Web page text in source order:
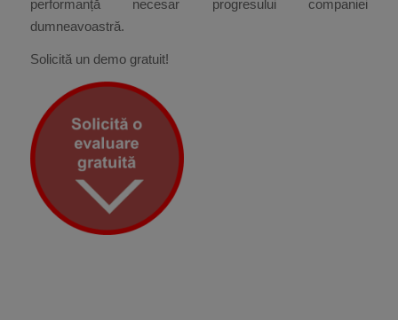
performanță necesar progresului companiei
dumneavoastră.
Solicită un demo gratuit!